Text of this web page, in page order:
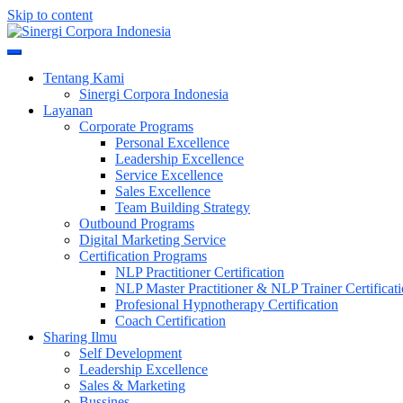
Skip to content
Sinergi Corpora Indonesia
Tentang Kami
Sinergi Corpora Indonesia
Layanan
Corporate Programs
Personal Excellence
Leadership Excellence
Service Excellence
Sales Excellence
Team Building Strategy
Outbound Programs
Digital Marketing Service
Certification Programs
NLP Practitioner Certification
NLP Master Practitioner & NLP Trainer
Profesional Hypnotherapy Certification
Coach Certification
Sharing Ilmu
Self Development
Leadership Excellence
Sales & Marketing